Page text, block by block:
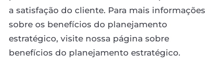
a satisfação do cliente. Para mais informações
sobre os benefícios do planejamento
estratégico, visite nossa página sobre
benefícios do planejamento estratégico.